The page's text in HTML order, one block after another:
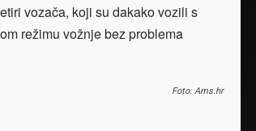
vozača, koji su dakako vozili s
režimu vožnje bez problema
Foto: Ams.hr